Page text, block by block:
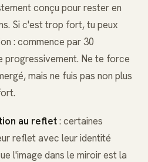
conçu pour rester en
Si c'est trop fort, tu peux
: commence par 30
progressivement. Ne te force
mais ne fuis pas non plus
au reflet: certaines
reflet avec leur identité
l'image dans le miroir est la